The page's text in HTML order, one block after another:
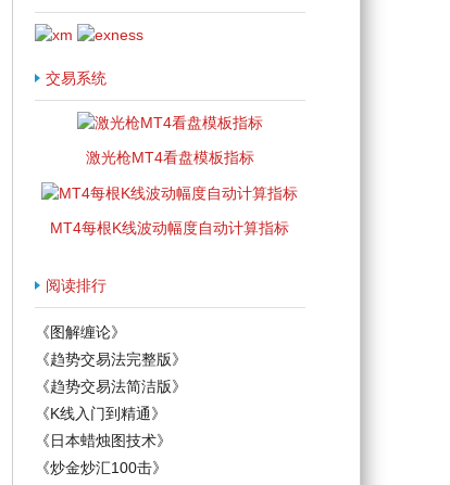
交易系统
激光枪MT4看盘模板指标
MT4每根K线波动幅度自动计算指标
阅读排行
《图解缠论》
《趋势交易法完整版》
《趋势交易法简洁版》
《K线入门到精通》
《日本蜡烛图技术》
《炒金炒汇100击》